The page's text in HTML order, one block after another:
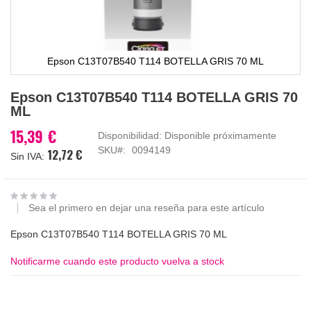
Epson C13T07B540 T114 BOTELLA GRIS 70 ML
al
comienzo
la
galería
Epson C13T07B540 T114 BOTELLA GRIS 70
ML
15,39 €
12,72 €
Disponibilidad: Disponible próximamente
SKU
0094149
Sea el primero en dejar una reseña para este artículo
Epson C13T07B540 T114 BOTELLA GRIS 70 ML
Notificarme cuando este producto vuelva a stock